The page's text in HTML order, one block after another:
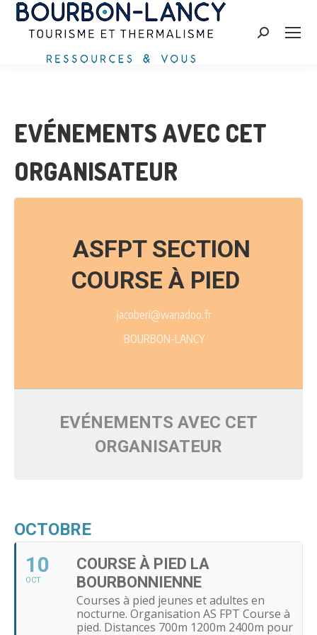
Recherche
EVÉNEMENTS AVEC CET
ORGANISATEUR
ASFPT SECTION
COURSE À PIED
jacoberi@wanadoo.fr
BOURBON-LANCY
EVÉNEMENTS AVEC CET
ORGANISATEUR
OCTOBRE
10
OCT
COURSE À PIED LA
BOURBONNIENNE
Courses à pied jeunes et adultes en
nocturne. Organisation AS FPT Course à
pied. Distances 700m 1200m 2400m pour